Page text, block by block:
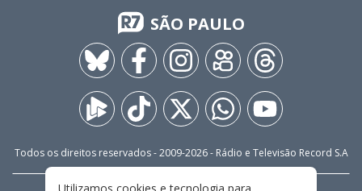
SÃO PAULO
Todos os direitos reservados - 2009-2026- Rádio e Televisão Record S.A